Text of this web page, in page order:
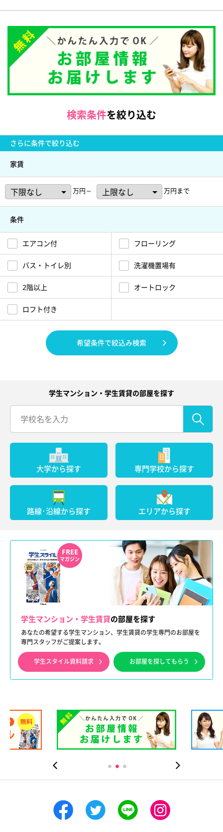
検索条件を絞り込む
さらに条件で絞り込む
家賃
万円～ 万円まで
条件
エアコン付 フローリング
バス・トイレ別 洗濯機置場有
2階以上 オートロック
ロフト付き
希望条件で絞込み検索
学生マンション・学生賃貸の部屋を探す
大学から探す 専門学校から探す
路線･沿線から探す エリアから探す
FREE
マガジン
学生マンション・学生賃貸の部屋を探す
あなたの希望する学生マンション、学生賃貸の学生専門のお部屋を
専門スタッフがご提案します。
学生スタイル資料請求 お部屋を探してもらう